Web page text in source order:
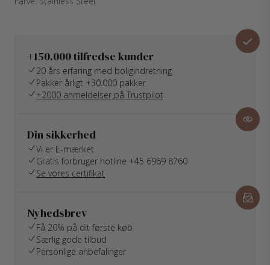
+150.000 tilfredse kunder
20 års erfaring med boligindretning
Pakker årligt +30.000 pakker
+2000 anmeldelser på Trustpilot
Din sikkerhed
Vi er E-mærket
Gratis forbruger hotline +45 6969 8760
Se vores certifikat
Nyhedsbrev
Få 20% på dit første køb
Særlig gode tilbud
Personlige anbefalinger